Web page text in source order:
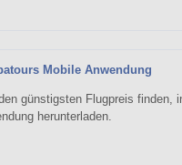
Mobile Anwendung
günstigsten Flugpreis finden,
herunterladen.